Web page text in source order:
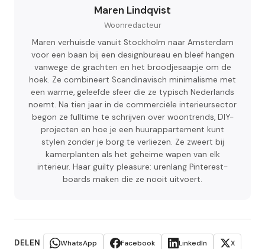
Maren Lindqvist
Woonredacteur
Maren verhuisde vanuit Stockholm naar Amsterdam
voor een baan bij een designbureau en bleef hangen
vanwege de grachten en het broodjesaapje om de
hoek. Ze combineert Scandinavisch minimalisme met
een warme, geleefde sfeer die ze typisch Nederlands
noemt. Na tien jaar in de commerciële interieursector
begon ze fulltime te schrijven over woontrends, DIY-
projecten en hoe je een huurappartement kunt
stylen zonder je borg te verliezen. Ze zweert bij
kamerplanten als het geheime wapen van elk
interieur. Haar guilty pleasure: urenlang Pinterest-
boards maken die ze nooit uitvoert.
DELEN WhatsApp Facebook LinkedIn
X